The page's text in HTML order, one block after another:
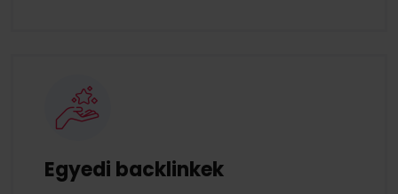
Egyedi backlinkek